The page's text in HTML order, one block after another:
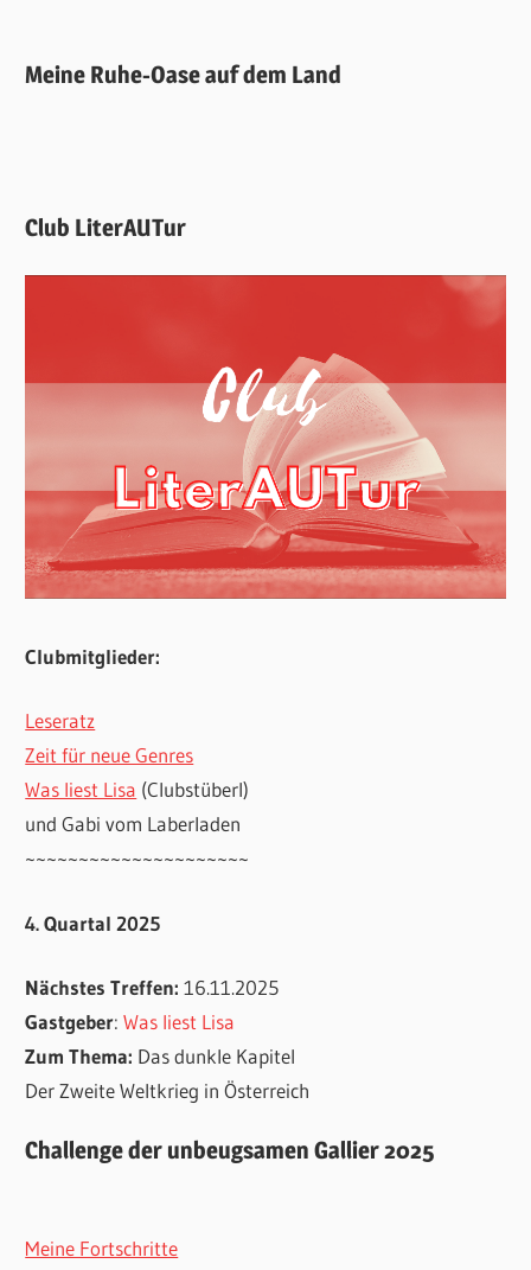
Meine Ruhe-Oase auf dem Land
Club LiterAUTur
Clubmitglieder:
Leseratz
Zeit für neue Genres
Was liest Lisa (Clubstüberl)
und Gabi vom Laberladen
~~~~~~~~~~~~~~~~~~~~~
4. Quartal 2025
Nächstes Treffen:16.11.2025
Gastgeber:Was liest Lisa
Zum Thema: Das dunkle Kapitel
Der Zweite Weltkrieg in Österreich
Challenge der unbeugsamen Gallier 2025
Meine Fortschritte